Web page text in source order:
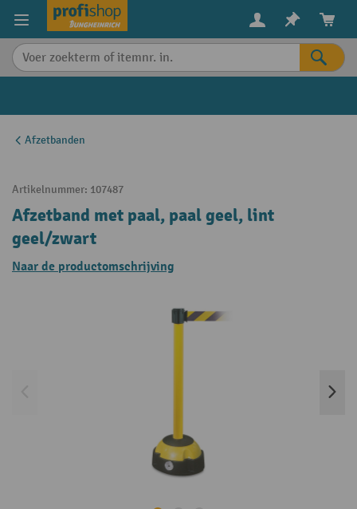
content
Afzetbanden
Artikelnummer: 107487
Afzetband met paal, paal geel, lint
geel/zwart
Naar de productomschrijving